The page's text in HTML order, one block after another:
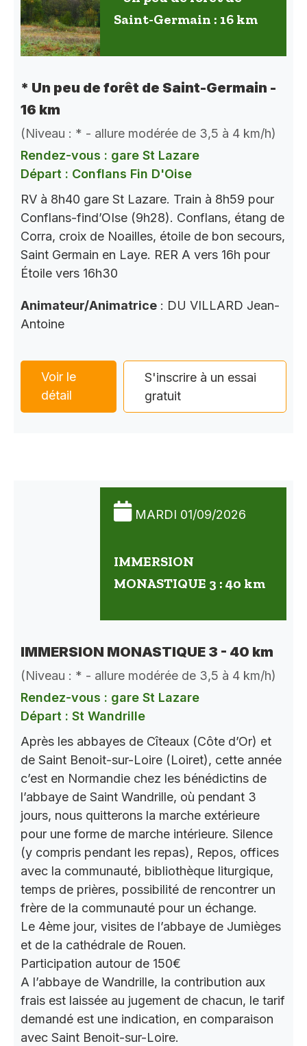
Saint-Germain : 16 km
* Un peu de forêt de Saint-Germain -
16 km
(Niveau : * - allure modérée de 3,5 à 4 km/h)
Rendez-vous : gare St Lazare
Départ : Conflans Fin D'Oise
RV à 8h40 gare St Lazare. Train à 8h59 pour
Conflans-find’OIse (9h28). Conflans, étang de
Corra, croix de Noailles, étoile de bon secours,
Saint Germain en Laye. RER A vers 16h pour
Étoile vers 16h30
Animateur/Animatrice : DU VILLARD Jean-
Antoine
Voir le
détail
S'inscrire à un essai
gratuit
MARDI 01/09/2026
IMMERSION
MONASTIQUE 3 : 40 km
IMMERSION MONASTIQUE 3 - 40 km
(Niveau : * - allure modérée de 3,5 à 4 km/h)
Rendez-vous : gare St Lazare
Départ : St Wandrille
Après les abbayes de Cîteaux (Côte d’Or) et
de Saint Benoit-sur-Loire (Loiret), cette année
c’est en Normandie chez les bénédictins de
l’abbaye de Saint Wandrille, où pendant 3
jours, nous quitterons la marche extérieure
pour une forme de marche intérieure. Silence
(y compris pendant les repas), Repos, offices
avec la communauté, bibliothèque liturgique,
temps de prières, possibilité de rencontrer un
frère de la communauté pour un échange.
Le 4ème jour, visites de l’abbaye de Jumièges
et de la cathédrale de Rouen.
Participation autour de 150€
A l’abbaye de Wandrille, la contribution aux
frais est laissée au jugement de chacun, le tarif
demandé est une indication, en comparaison
avec Saint Benoit-sur-Loire.